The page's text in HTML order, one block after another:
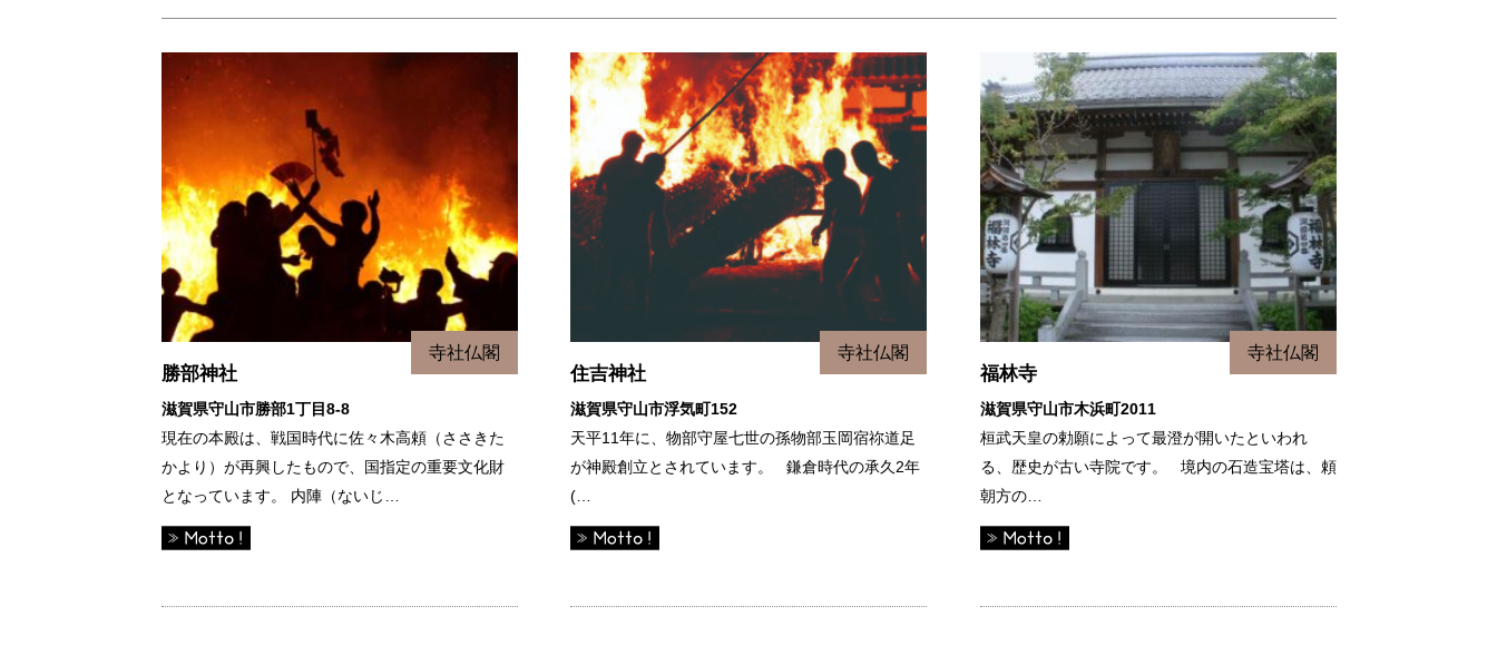
寺社仏閣
勝部神社
滋賀県守山市勝部1丁目8-8
現在の本殿は、戦国時代に佐々木高頼（ささきた
かより）が再興したもので、国指定の重要文化財
となっています。 内陣（ないじ…
寺社仏閣
住吉神社
滋賀県守山市浮気町152
天平11年に、物部守屋七世の孫物部玉岡宿祢道足
が神殿創立とされています。 鎌倉時代の承久2年
(…
寺社仏閣
福林寺
滋賀県守山市木浜町2011
桓武天皇の勅願によって最澄が開いたといわれ
る、歴史が古い寺院です。 境内の石造宝塔は、頼
朝方の…